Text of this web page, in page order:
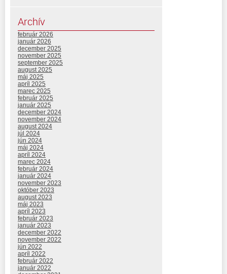
Archív
február 2026
január 2026
december 2025
november 2025
september 2025
august 2025
máj 2025
apríl 2025
marec 2025
február 2025
január 2025
december 2024
november 2024
august 2024
júl 2024
jún 2024
máj 2024
apríl 2024
marec 2024
február 2024
január 2024
november 2023
október 2023
august 2023
máj 2023
apríl 2023
február 2023
január 2023
december 2022
november 2022
jún 2022
apríl 2022
február 2022
január 2022